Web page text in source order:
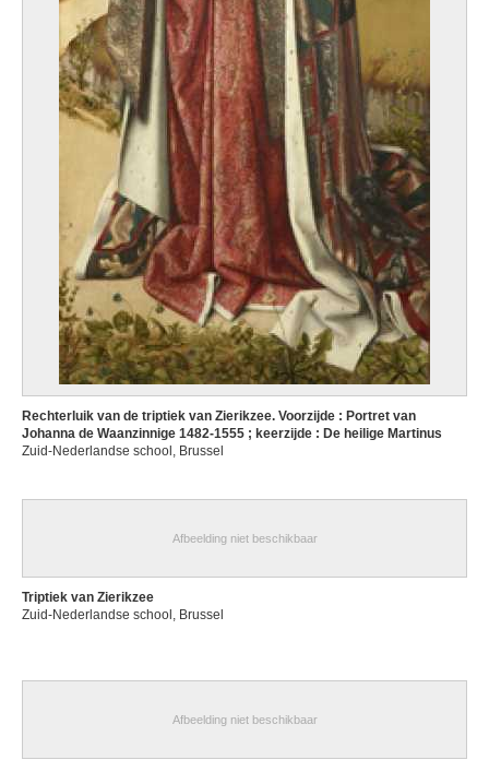
Rechterluik van de triptiek van Zierikzee. Voorzijde : Portret van
Johanna de Waanzinnige 1482-1555 ; keerzijde : De heilige Martinus
Zuid-Nederlandse school, Brussel
Afbeelding niet beschikbaar
Triptiek van Zierikzee
Zuid-Nederlandse school, Brussel
Afbeelding niet beschikbaar